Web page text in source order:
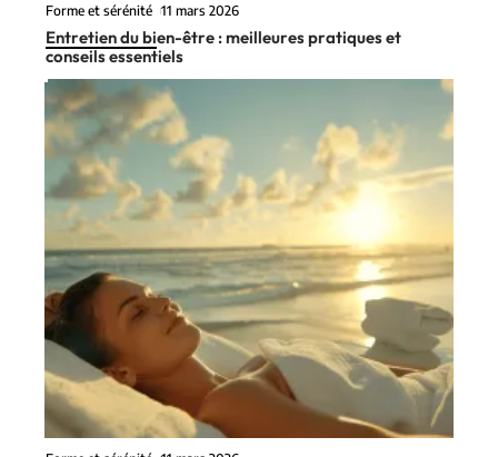
Forme et sérénité 11 mars 2026
Entretien du bien-être : meilleures pratiques et
conseils essentiels